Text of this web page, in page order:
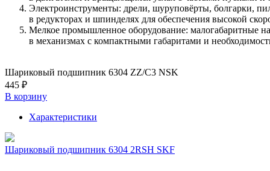
Электроинструменты: дрели, шуруповёрты, болгарки,
в редукторах и шпинделях для обеспечения высокой
Мелкое промышленное оборудование: малогабаритные
в механизмах с компактными габаритами и
Шариковый подшипник 6304 ZZ/C3 NSK
445 ₽
В корзину
Характеристики
Шариковый подшипник 6304 2RSH SKF